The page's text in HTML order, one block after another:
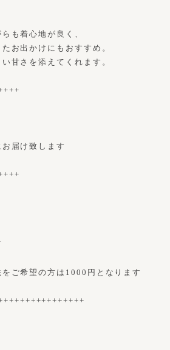
も着心地が良く、
お出かけにもおすすめ。
甘さを添えてくれます。
届け致します
ご希望の方は1000円となります